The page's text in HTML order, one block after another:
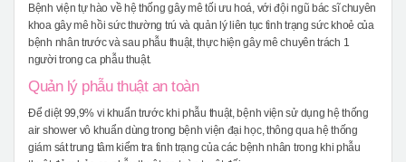
Bệnh viện tự hào về hệ thống gây mê tối ưu hoá, với đội ngũ bác sĩ chuyên
khoa gây mê hồi sức thường trú và quản lý liên tục tình trạng sức khoẻ của
bệnh nhân trước và sau phẫu thuật, thực hiện gây mê chuyên trách 1
người trong ca phẫu thuật.
Quản lý phẫu thuật an toàn
Để diệt 99,9% vi khuẩn trước khi phẫu thuật, bệnh viện sử dụng hệ thống
air shower vô khuẩn dùng trong bệnh viện đại học, thông qua hệ thống
giám sát trung tâm kiểm tra tình trạng của các bệnh nhân trong khi phẫu